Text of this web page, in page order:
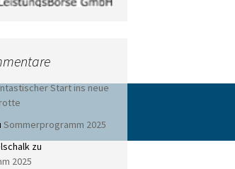
Start ins neue
Sommerprogramm 2025
zu
2025